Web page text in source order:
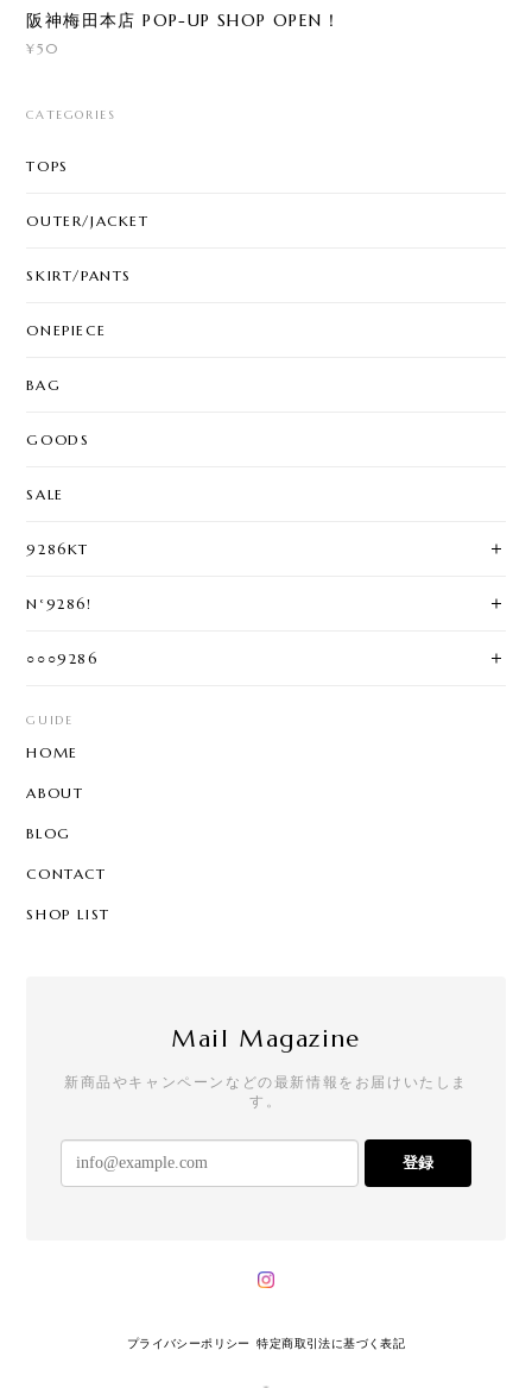
阪神梅田本店 POP-UP SHOP OPEN！
¥50
CATEGORIES
TOPS
OUTER/JACKET
SKIRT/PANTS
ONEPIECE
BAG
GOODS
SALE
9286KT
N°9286!
○○○9286
GUIDE
HOME
ABOUT
BLOG
CONTACT
SHOP LIST
Mail Magazine
新商品やキャンペーンなどの最新情報をお届けいたしま
す。
登録
プライバシーポリシー 特定商取引法に基づく表記